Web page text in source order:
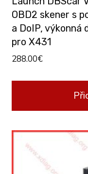
OBD2 skener s
a DoIP, výkonná
pro X431
288.00€